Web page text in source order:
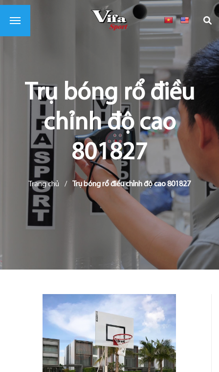
Trụ bóng rổ điều
chỉnh độ cao
801827
Trang chủ / Trụ bóng rổ điều chỉnh độ cao 801827